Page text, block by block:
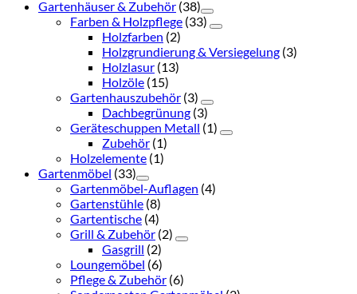
Gartenhäuser & Zubehör (38)
Farben & Holzpflege (33)
Holzfarben (2)
Holzgrundierung & Versiegelung (3)
Holzlasur (13)
Holzöle (15)
Gartenhauszubehör (3)
Dachbegrünung (3)
Geräteschuppen Metall (1)
Zubehör (1)
Holzelemente (1)
Gartenmöbel (33)
Gartenmöbel-Auflagen (4)
Gartenstühle (8)
Gartentische (4)
Grill & Zubehör (2)
Gasgrill (2)
Loungemöbel (6)
Pflege & Zubehör (6)